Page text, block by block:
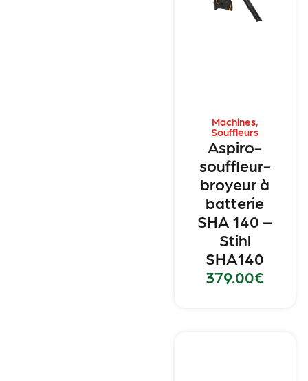
Machines,
Souffleurs
Aspiro-
souffleur-
broyeur à
batterie
SHA 140 –
Stihl
SHA140
379.00€